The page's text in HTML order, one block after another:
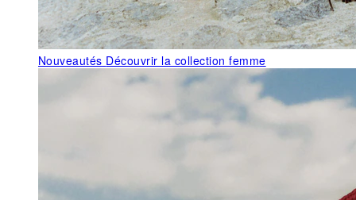
Nouveautés Découvrir la collection femme